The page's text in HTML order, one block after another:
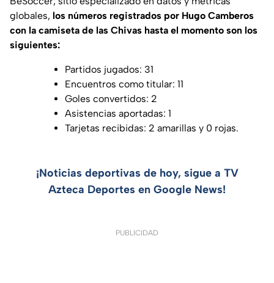
globales, los números registrados por Hugo Camberos
con la camiseta de las Chivas hasta el momento son los
siguientes:
Partidos jugados: 31
Encuentros como titular: 11
Goles convertidos: 2
Asistencias aportadas: 1
Tarjetas recibidas: 2 amarillas y 0 rojas.
¡Noticias deportivas de hoy, sigue a TV
Azteca Deportes en Google News!
PUBLICIDAD